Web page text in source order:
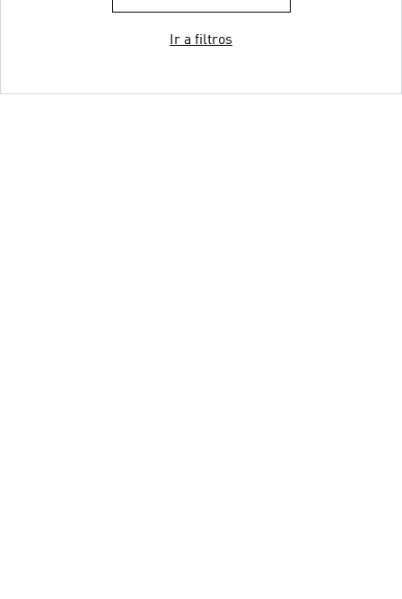
Ir a filtros